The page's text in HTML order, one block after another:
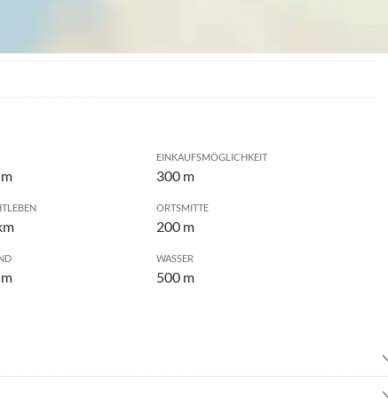
EINKAUFSMÖGLICHKEIT
300 m
ORTSMITTE
200 m
WASSER
500 m